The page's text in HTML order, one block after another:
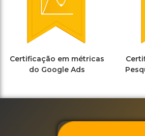
Certificação em métricas
do Google Ads